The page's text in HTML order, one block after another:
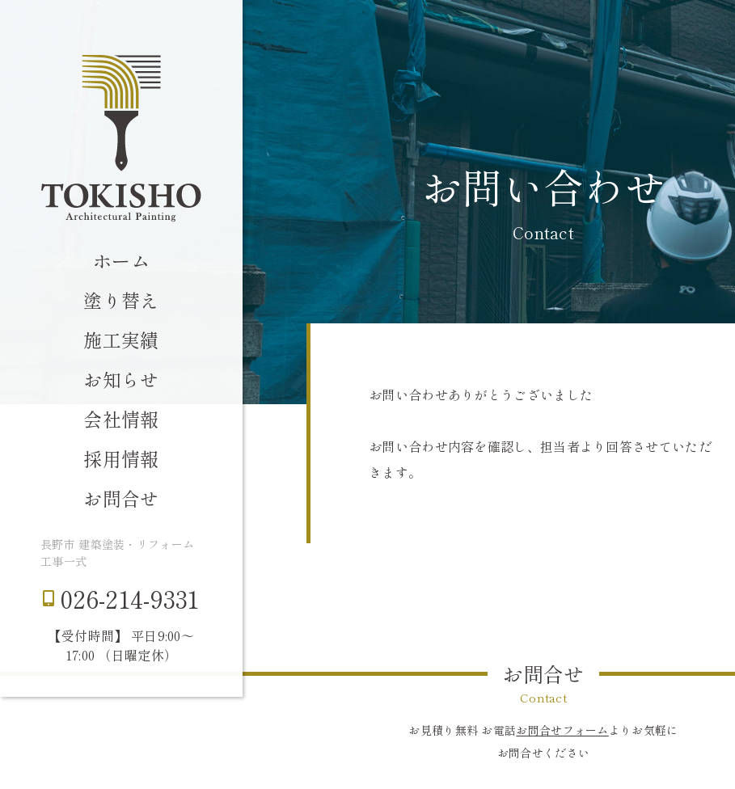
ホーム
塗り替え
施工実績
お知らせ
会社情報
採用情報
お問合せ
長野市 建築塗装・リフォーム
工事一式
026-214-9331
【受付時間】 平日9:00〜
17:00 （日曜定休）
お問い合わせ
Contact
お問い合わせありがとうございました
お問い合わせ内容を確認し、担当者より回答させていただ
きます。
お問合せ
Contact
お見積り無料 お電話お問合せフォーム よりお気軽に
お問合せください